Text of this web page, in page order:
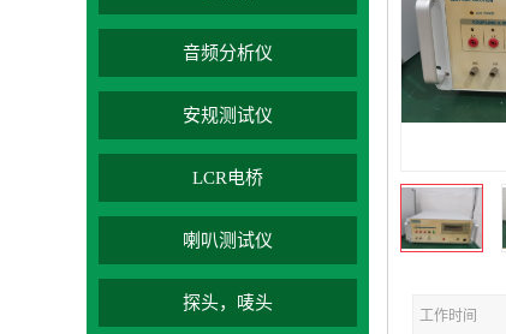
音频分析仪
安规测试仪
LCR电桥
喇叭测试仪
探头，唛头
工作时间